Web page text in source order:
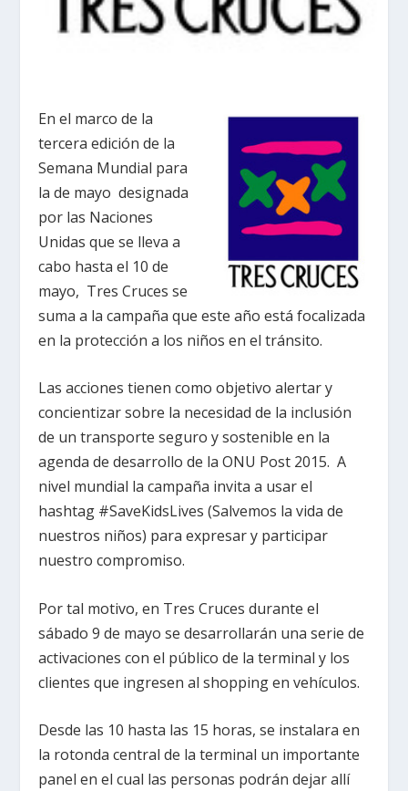
En el marco de la
tercera edición de la
Semana Mundial para
la de mayo designada
por las Naciones
Unidas que se lleva a
cabo hasta el 10 de
mayo, Tres Cruces se
suma a la campaña que este año está focalizada
en la protección a los niños en el tránsito.
Las acciones tienen como objetivo alertar y
concientizar sobre la necesidad de la inclusión
de un transporte seguro y sostenible en la
agenda de desarrollo de la ONU Post 2015. A
nivel mundial la campaña invita a usar el
hashtag #SaveKidsLives (Salvemos la vida de
nuestros niños) para expresar y participar
nuestro compromiso.
Por tal motivo, en Tres Cruces durante el
sábado 9 de mayo se desarrollarán una serie de
activaciones con el público de la terminal y los
clientes que ingresen al shopping en vehículos.
Desde las 10 hasta las 15 horas, se instalara en
la rotonda central de la terminal un importante
panel en el cual las personas podrán dejar allí